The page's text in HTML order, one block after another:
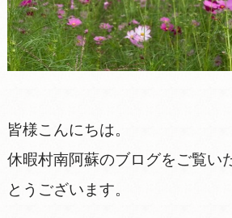
皆様こんにちは。
休暇村南阿蘇のブログをご覧い
とうございます。